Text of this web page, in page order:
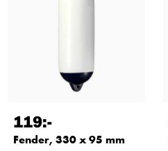
119:-
Fender, 330 x 95 mm